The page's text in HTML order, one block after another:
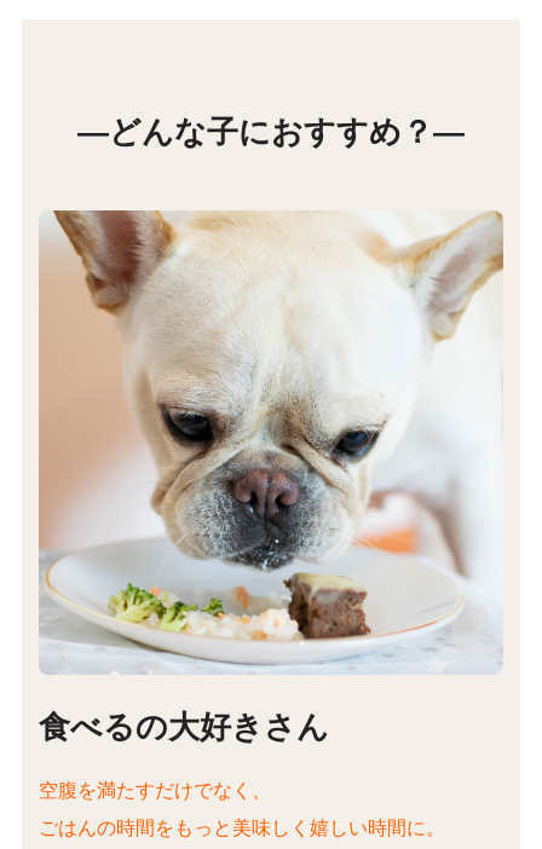
―どんな子におすすめ？―
食べるの大好きさん
空腹を満たすだけでなく、
ごはんの時間をもっと美味しく嬉しい時間に。